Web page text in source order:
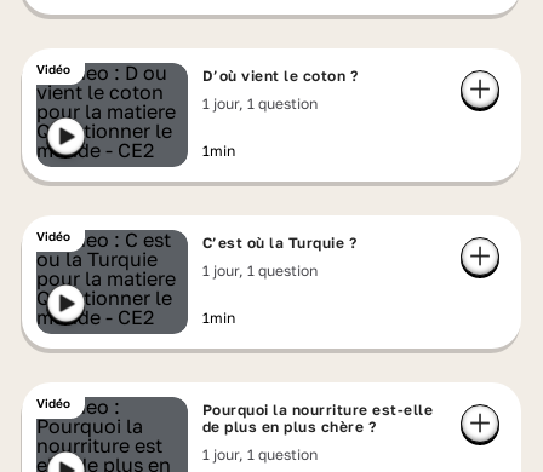
Vidéo
D’où vient le coton ?
1 jour, 1 question
1min
Vidéo
C’est où la Turquie ?
1 jour, 1 question
1min
Vidéo
Pourquoi la nourriture est-elle
de plus en plus chère ?
1 jour, 1 question